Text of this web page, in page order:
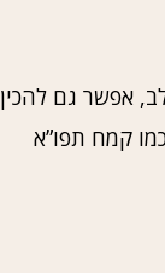
אפשר גם להכין
קמח תפו”א